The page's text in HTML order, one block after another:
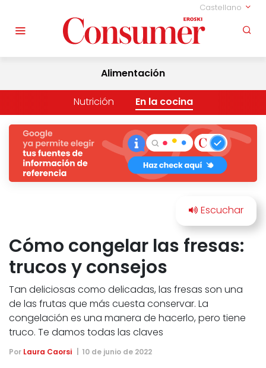
Castellano
Alimentación
Nutrición En la cocina
Cómo congelar las fresas:
trucos y consejos
Tan deliciosas como delicadas, las fresas son una
de las frutas que más cuesta conservar. La
congelación es una manera de hacerlo, pero tiene
truco. Te damos todas las claves
Por Laura Caorsi 10 de junio de 2022